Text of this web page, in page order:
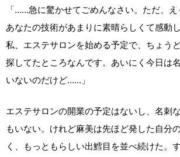
「……急に驚かせてごめんなさい。ただ、
あなたの技術があまりに素晴らしくて感動
私、エステサロンを始める予定で、ちょう
探してたところなんです。あいにく今日は
いないのだけど……」
エステサロンの開業の予定はないし、名刺
もいない。けれど麻美は先ほど発した自分
く、もっともらしい出鱈目を並べ続けた。